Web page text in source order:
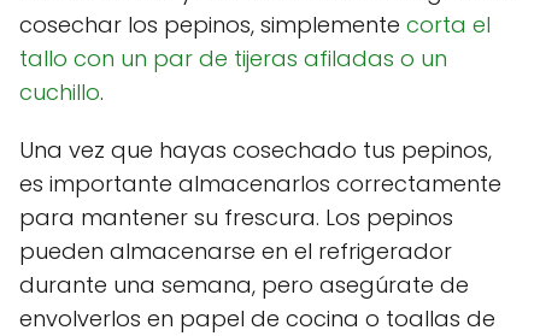
cosechar los pepinos, simplemente corta el
tallo con un par de tijeras afiladas o un
cuchillo.
Una vez que hayas cosechado tus pepinos,
es importante almacenarlos correctamente
para mantener su frescura. Los pepinos
pueden almacenarse en el refrigerador
durante una semana, pero asegúrate de
envolverlos en papel de cocina o toallas de